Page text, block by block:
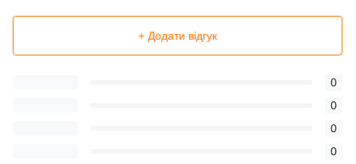
+ Додати відгук
0
0
0
0